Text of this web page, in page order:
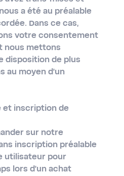
a été au préalable
Dans ce cas,
votre consentement
nous mettons
disposition de plus
au moyen d'un
et inscription de
sur notre
inscription préalable
utilisateur pour
lors d'un achat